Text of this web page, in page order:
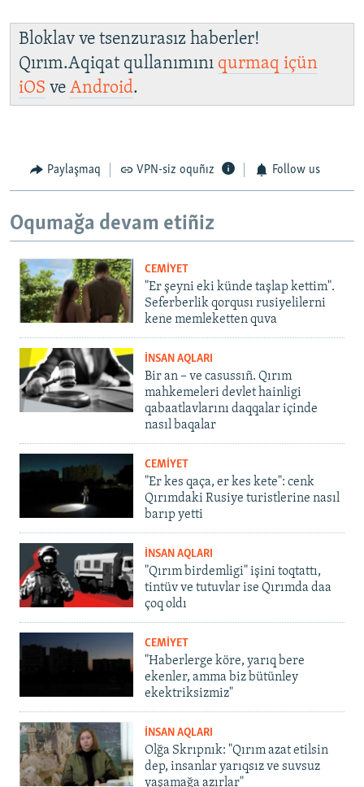
Bloklav ve tsenzurasız haberler!
Qırım.Aqiqat qullanımını qurmaq içün
iOS ve Android.
Paylaşmaq VPN-siz oquñız Follow us
Oqumağa devam etiñiz
CEMİYET
"Er şeyni eki künde taşlap kettim".
Seferberlik qorqusı rusiyelilerni
kene memleketten quva
İNSAN AQLARI
Bir an – ve casussıñ. Qırım
mahkemeleri devlet hainligi
qabaatlavlarını daqqalar içinde
nasıl baqalar
CEMİYET
"Er kes qaça, er kes kete": cenk
Qırımdaki Rusiye turistlerine nasıl
barıp yetti
İNSAN AQLARI
"Qırım birdemligi" işini toqtattı,
tintüv ve tutuvlar ise Qırımda daa
çoq oldı
CEMİYET
"Haberlerge köre, yarıq bere
ekenler, amma biz bütünley
ekektriksizmiz"
İNSAN AQLARI
Olğa Skrıpnık: "Qırım azat etilsin
dep, insanlar yarıqsız ve suvsuz
yaşamağa azırlar"